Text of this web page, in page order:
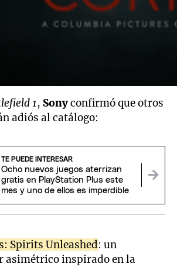
1, Sonyconfirmó que otros
adiós al catálogo:
TE PUEDE INTERESAR
Ocho nuevos juegos aterrizan
gratis en PlayStation Plus este
mes y uno de ellos es imperdible
Spirits Unleashed: un
asimétrico inspirado en la